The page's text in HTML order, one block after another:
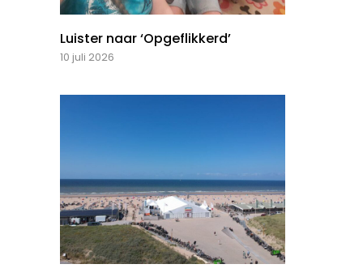
Luister naar ‘Opgeflikkerd’
10 juli 2026